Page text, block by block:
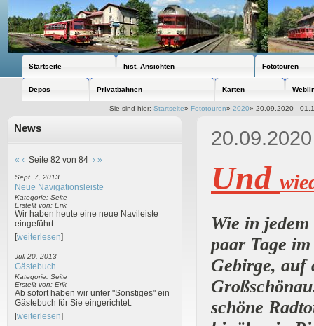
Startseite hist. Ansichten Fototouren
Depos Privatbahnen Karten
Sie sind hier:Startseite» Fototouren»2020»20.09.2020 -
News
« ‹ Seite 82 von 84 › »
Sept. 7, 2013
Neue Navigationsleiste
Kategorie: Seite
Erstellt von: Erik
Wir haben heute eine neue Navileiste
eingeführt.
[weiterlesen]
Juli 20, 2013
Gästebuch
Kategorie: Seite
Erstellt von: Erik
Ab sofort haben wir unter "Sonstiges" ein
Gästebuch für Sie eingerichtet.
[weiterlesen]
Und
Wie in
paar Tage
Gebirge, auf
schöne